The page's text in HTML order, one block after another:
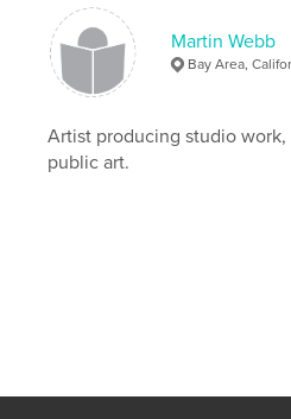
Martin Webb
Bay Area,
Artist producing studio work,
public art.